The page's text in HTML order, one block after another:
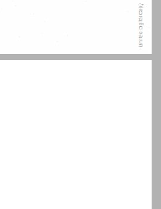
ביקורת כוח־השיפוט מאת עמנואל קאנט ... 5